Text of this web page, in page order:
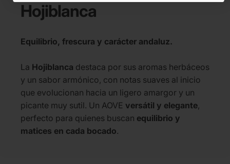
Hojiblanca
Equilibrio, frescura y carácter andaluz.
La Hojiblanca destaca por sus aromas herbáceos
y un sabor armónico, con notas suaves al inicio
que evolucionan hacia un ligero amargor y un
picante muy sutil. Un AOVE versátil y elegante,
perfecto para quienes buscan equilibrio y
matices en cada bocado.